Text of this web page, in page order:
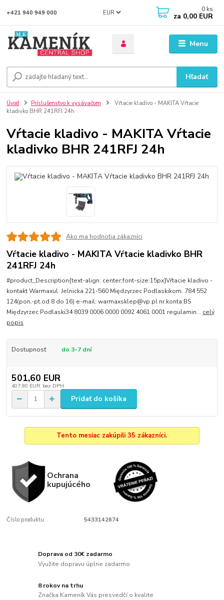
Menu
EUR
Hľadať
+421 940 949 000 0 ks
za 0,00 EUR
Úvod Príslušenstvo k vysávačom
Vŕtacie kladivo - MAKITA Vŕtacie
kladivko BHR 241RFJ 24h
Vŕtacie kladivo - MAKITA Vŕtacie
kladivko BHR 241RFJ 24h
Ako ma hodnotia zákazníci
Vŕtacie kladivo - MAKITA Vŕtacie kladivko BHR
241RFJ 24h
#product_Description{text-align: center;font-size:15px}Vŕtacie kladivo -
kontakt Warmaxul. Jelnicka 221-560 Międzyrzec Podlaskikom. 784 552
124(pon.-pt.od 8 do 16) e-mail: warmaxsklep@vp.pl nr.konta:BS
Międzyrzec Podlaski34 8039 0006 0000 0092 4061 0001 regulamin... celý
popis
Dostupnosť do 3-7 dní
501,60 EUR
407,80 EUR bez DPH
Pridať do košíka
Tento mesiac zakúpili 35 zákazníci.
Ochrana
kupujúcého
Číslo produktu: 5433142674
Doprava od 30€ zadarmo
Využite dopravu úplne zadarmo
8 rokov na trhu
Značka Kameník Vás presvedčí o kvalite